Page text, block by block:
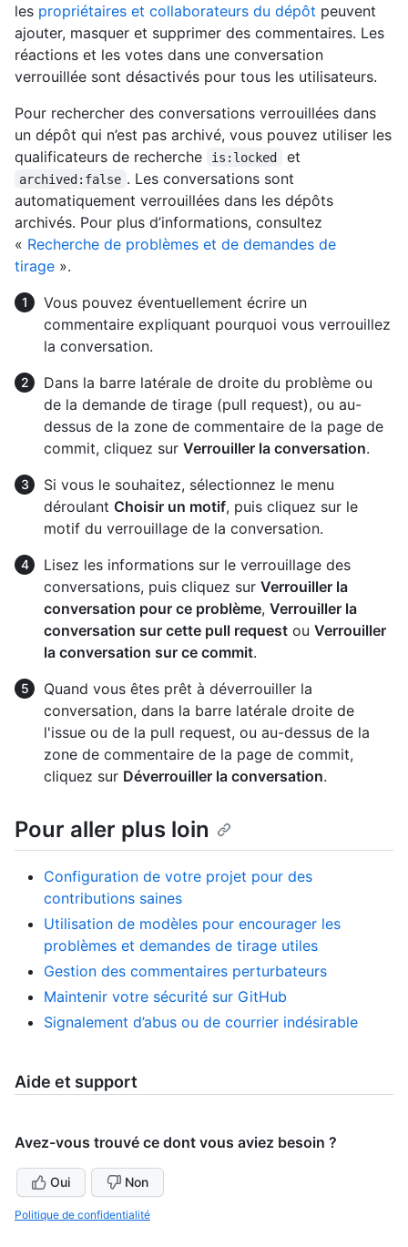
les propriétaires et collaborateurs du dépôt peuvent
ajouter, masquer et supprimer des commentaires. Les
réactions et les votes dans une conversation
verrouillée sont désactivés pour tous les utilisateurs.
Pour rechercher des conversations verrouillées dans
un dépôt qui n’est pas archivé, vous pouvez utiliser les
qualificateurs de recherche
is:locked et
archived:false . Les conversations sont
automatiquement verrouillées dans les dépôts
archivés. Pour plus d’informations, consultez
« Recherche de problèmes et de demandes de
tirage ».
Vous pouvez éventuellement écrire un
commentaire expliquant pourquoi vous verrouillez
la conversation.
Dans la barre latérale de droite du problème ou
de la demande de tirage (pull request), ou au-
dessus de la zone de commentaire de la page de
commit, cliquez sur Verrouiller la conversation.
Si vous le souhaitez, sélectionnez le menu
déroulant Choisir un motif, puis cliquez sur le
motif du verrouillage de la conversation.
Lisez les informations sur le verrouillage des
conversations, puis cliquez sur Verrouiller la
conversation pour ce problème, Verrouiller la
conversation sur cette pull request ou Verrouiller
la conversation sur ce commit.
Quand vous êtes prêt à déverrouiller la
conversation, dans la barre latérale droite de
l'issue ou de la pull request, ou au-dessus de la
zone de commentaire de la page de commit,
cliquez sur Déverrouiller la conversation.
Pour aller plus loin
Configuration de votre projet pour des
contributions saines
Utilisation de modèles pour encourager les
problèmes et demandes de tirage utiles
Gestion des commentaires perturbateurs
Maintenir votre sécurité sur GitHub
Signalement d’abus ou de courrier indésirable
Aide et support
Avez-vous trouvé ce dont vous aviez besoin ?
Oui Non
Politique de confidentialité